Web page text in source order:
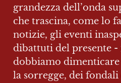
grandezza dell’onda
che trascina, come lo
notizie, gli eventi
dibattuti del presente
dobbiamo
la sorregge, dei